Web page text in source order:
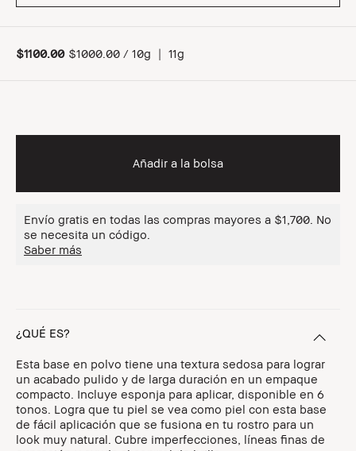
$1100.00 $1000.00 / 10g | 11g
Añadir a la bolsa
Envío gratis en todas las compras mayores a $1,700. No
se necesita un código.
Saber más
¿QUÉ ES?
Esta base en polvo tiene una textura sedosa para lograr
un acabado pulido y de larga duración en un empaque
compacto. Incluye esponja para aplicar, disponible en 6
tonos. Logra que tu piel se vea como piel con esta base
de fácil aplicación que se fusiona en tu rostro para un
look muy natural. Cubre imperfecciones, líneas finas de